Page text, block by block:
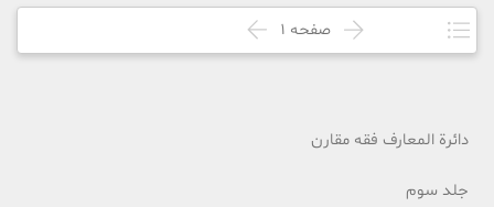
صفحه 1
دائرة المعارف فقه مقارن
جلد سوم